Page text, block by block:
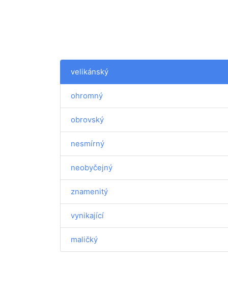
velikánský
ohromný
obrovský
nesmírný
neobyčejný
znamenitý
vynikající
maličký